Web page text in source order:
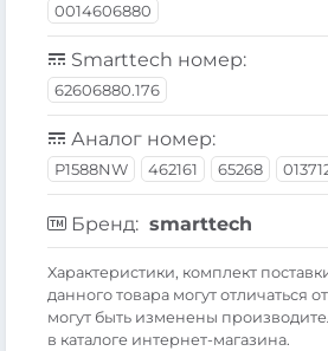
0014606880
Smarttech номер:
62606880.176
Аналог номер:
P1588NW 462161 65268
Бренд: smarttech
Xарактеристики, комплект
данного товара могут отличаться
могут быть изменены
в каталоге интернет-магазина.